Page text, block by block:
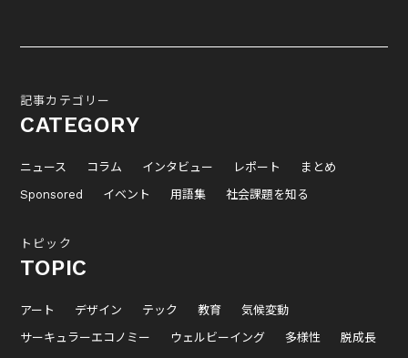
記事カテゴリー
CATEGORY
ニュース コラム インタビュー レポート
まとめ
Sponsored
イベント 用語集 社会課題を知る
トピック
TOPIC
アート デザイン テック 教育
気候変動
サーキュラーエコノミー
ウェルビーイング 多様性 脱成長